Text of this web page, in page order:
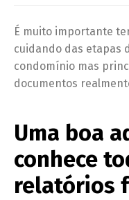
É muito importante
cuidando das etapas
condomínio mas
documentos
Uma boa
conhece
relatórios